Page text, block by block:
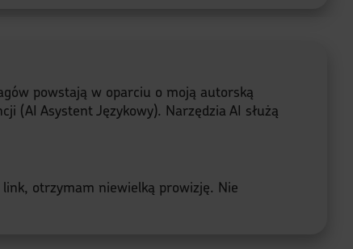
powstają w oparciu o moją autorską
(AI Asystent Językowy). Narzędzia AI służą
otrzymam niewielką prowizję. Nie